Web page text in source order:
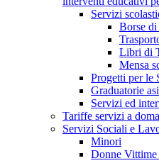
Servizi
Borse
Libri di
Mensa
Progetti per le
Graduatorie
Servizi ed
Tariffe servizi a
Servizi Sociali e
Minori
Donne